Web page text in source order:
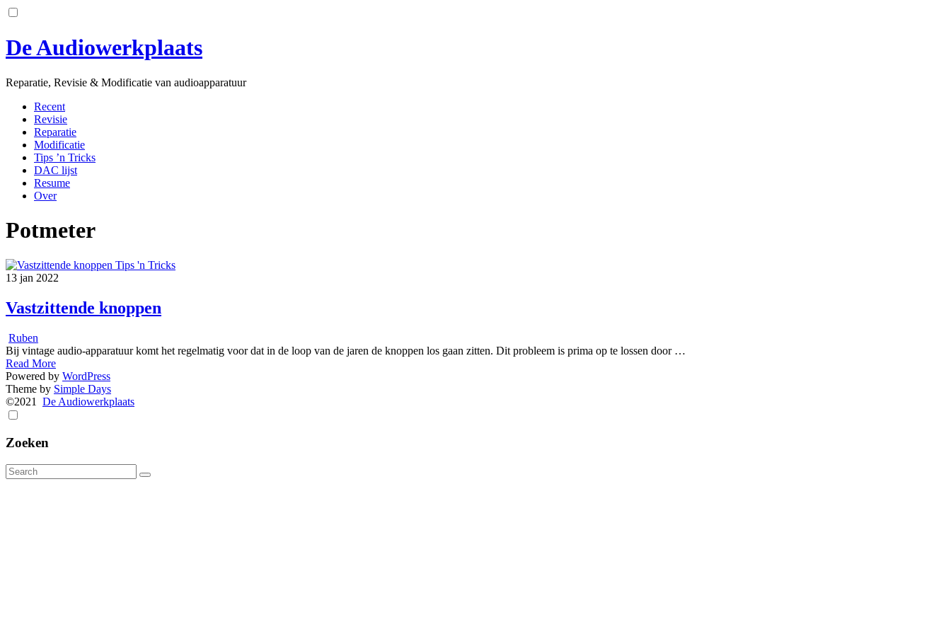
Skip
De Audiowerkplaats
Reparatie, Revisie & Modificatie van audioapparatuur
Recent
Revisie
Reparatie
Modificatie
Tips ’n Tricks
DAC lijst
Resume
Over
Potmeter
Tips 'n Tricks
13 jan 2022
Vastzittende knoppen
Ruben
Bij vintage audio-apparatuur komt het regelmatig voor dat in de loop van de jaren de knoppen los gaan zitten. Dit probleem is prima op te lossen door …
Read More
Powered by WordPress
Theme by Simple Days
©2021 De Audiowerkplaats
Zoeken